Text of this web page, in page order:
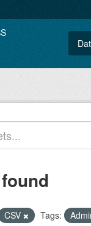
CSV Tags: